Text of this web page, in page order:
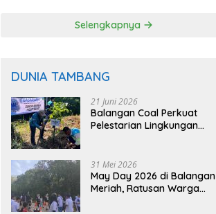
Selengkapnya
DUNIA TAMBANG
21 Juni 2026
Balangan Coal Perkuat
Pelestarian Lingkungan
31 Mei 2026
May Day 2026 di Balangan
Meriah, Ratusan Warga